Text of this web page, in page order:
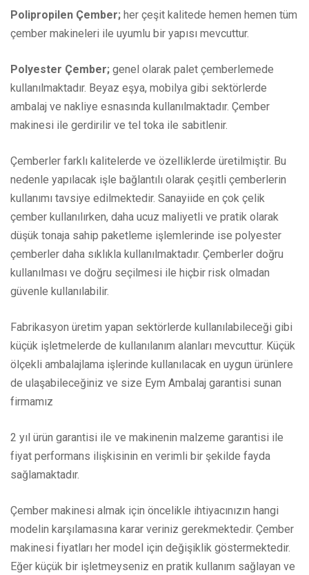
Polipropilen Çember; her çeşit kalitede hemen hemen tüm
çember makineleri ile uyumlu bir yapısı mevcuttur.
Polyester Çember; genel olarak palet çemberlemede
kullanılmaktadır. Beyaz eşya, mobilya gibi sektörlerde
ambalaj ve nakliye esnasında kullanılmaktadır. Çember
makinesi ile gerdirilir ve tel toka ile sabitlenir.
Çemberler farklı kalitelerde ve özelliklerde üretilmiştir. Bu
nedenle yapılacak işle bağlantılı olarak çeşitli çemberlerin
kullanımı tavsiye edilmektedir. Sanayiide en çok çelik
çember kullanılırken, daha ucuz maliyetli ve pratik olarak
düşük tonaja sahip paketleme işlemlerinde ise polyester
çemberler daha sıklıkla kullanılmaktadır. Çemberler doğru
kullanılması ve doğru seçilmesi ile hiçbir risk olmadan
güvenle kullanılabilir.
Fabrikasyon üretim yapan sektörlerde kullanılabileceği gibi
küçük işletmelerde de kullanılanım alanları mevcuttur. Küçük
ölçekli ambalajlama işlerinde kullanılacak en uygun ürünlere
de ulaşabileceğiniz ve size Eym Ambalaj garantisi sunan
firmamız
2 yıl ürün garantisi ile ve makinenin malzeme garantisi ile
fiyat performans ilişkisinin en verimli bir şekilde fayda
sağlamaktadır.
Çember makinesi almak için öncelikle ihtiyacınızın hangi
modelin karşılamasına karar veriniz gerekmektedir. Çember
makinesi fiyatları her model için değişiklik göstermektedir.
Eğer küçük bir işletmeyseniz en pratik kullanım sağlayan ve